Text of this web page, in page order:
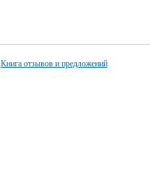
Книга отзывов и предложений